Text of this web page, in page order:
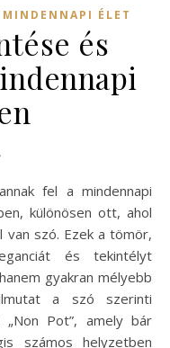
MINDENNAPI ÉLET
és
különösen ott, ahol
szó. Ezek a tömör,
és tekintélyt
gyakran mélyebb
a szó szerinti
Pot”, amely bár
számos helyzetben